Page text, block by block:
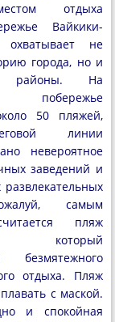
отдыха
Вайкики-
охватывает не
города, но и
районы. На
побережье
50 пляжей,
линии
невероятное
заведений и
самым
пляж
который
отдыха. Пляж
с маской.
и спокойная